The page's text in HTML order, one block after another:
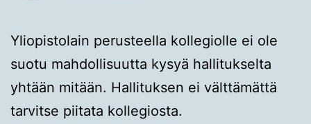
Yliopistolain perusteella kollegiolle ei ole
suotu mahdollisuutta kysyä hallitukselta
yhtään mitään. Hallituksen ei välttämättä
tarvitse piitata kollegiosta.